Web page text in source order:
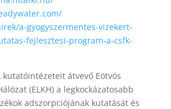
a-gyogyszermentes-vizekert-
fejlesztesi-program-a-csfk-
kutatóintézeteit átvevő Eötvös
(ELKH) a legkockázatosabb
adszorpciójának kutatását és